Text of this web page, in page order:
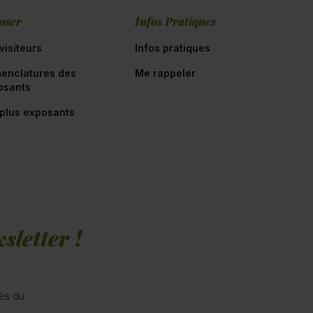
des
exposants
Infos Pratiques
Infos pratiques
Me rappeler
!
du